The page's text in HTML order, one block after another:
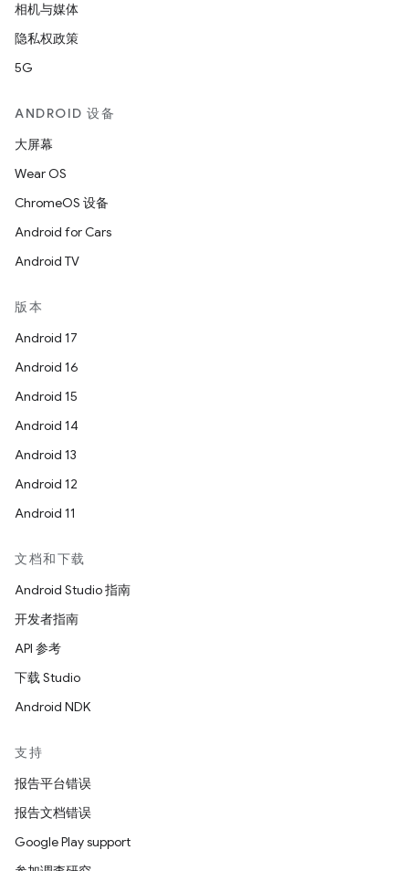
相机与媒体
隐私权政策
5G
ANDROID 设备
大屏幕
Wear OS
ChromeOS 设备
Android for Cars
Android TV
版本
Android 17
Android 16
Android 15
Android 14
Android 13
Android 12
Android 11
文档和下载
Android Studio 指南
开发者指南
API 参考
下载 Studio
Android NDK
支持
报告平台错误
报告文档错误
Google Play support